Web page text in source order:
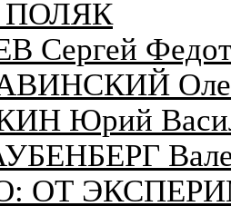
Сергей
Олег
Юрий
ОТ